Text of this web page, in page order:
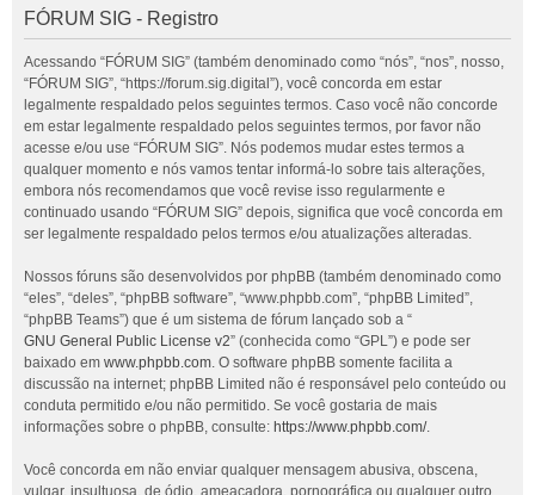
FÓRUM SIG - Registro
Acessando “FÓRUM SIG” (também denominado como “nós”, “nos”, nosso,
“FÓRUM SIG”, “https://forum.sig.digital”), você concorda em estar
legalmente respaldado pelos seguintes termos. Caso você não concorde
em estar legalmente respaldado pelos seguintes termos, por favor não
acesse e/ou use “FÓRUM SIG”. Nós podemos mudar estes termos a
qualquer momento e nós vamos tentar informá-lo sobre tais alterações,
embora nós recomendamos que você revise isso regularmente e
continuado usando “FÓRUM SIG” depois, significa que você concorda em
ser legalmente respaldado pelos termos e/ou atualizações alteradas.
Nossos fóruns são desenvolvidos por phpBB (também denominado como
“eles”, “deles”, “phpBB software”, “www.phpbb.com”, “phpBB Limited”,
“phpBB Teams”) que é um sistema de fórum lançado sob a “
GNU General Public License v2” (conhecida como “GPL”) e pode ser
baixado em www.phpbb.com. O software phpBB somente facilita a
discussão na internet; phpBB Limited não é responsável pelo conteúdo ou
conduta permitido e/ou não permitido. Se você gostaria de mais
informações sobre o phpBB, consulte: https://www.phpbb.com/.
Você concorda em não enviar qualquer mensagem abusiva, obscena,
vulgar, insultuosa, de ódio, ameaçadora, pornográfica ou qualquer outro